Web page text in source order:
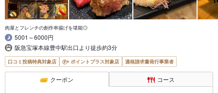
肉屋とフレンチの創作串揚げを堪能◎
5001～6000円
阪急宝塚本線豊中駅出口より徒歩約3分
口コミ投稿特典対象店 ポイントプラス対象店 適格請求書発行事業者
クーポン コース